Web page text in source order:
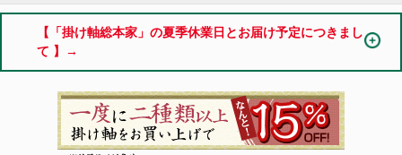
【「掛け軸総本家」の夏季休業日とお届け予定につきまし
て 】→